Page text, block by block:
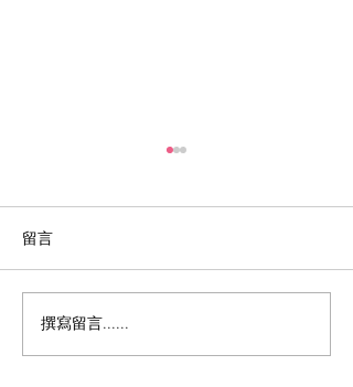
2026年6月4日活動流程及
歌詞
留言
撰寫留言......